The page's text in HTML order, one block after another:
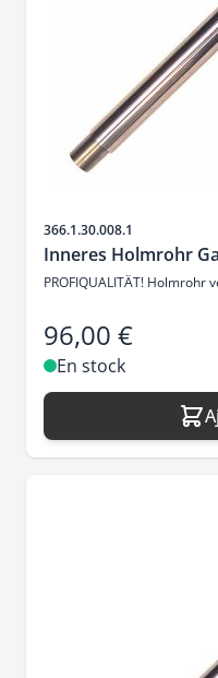
SKU
366.1.30.008.1
Inneres Holmrohr
PROFIQUALITÄT! Holmrohr
96,00 €
En stock